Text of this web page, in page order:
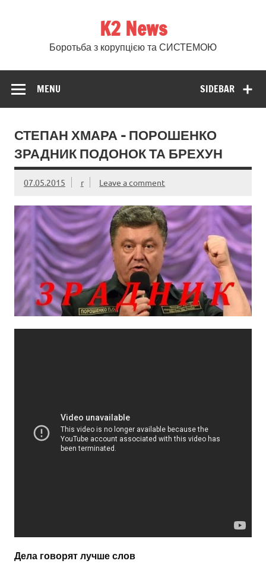
K2 News
Боротьба з корупцією та СИСТЕМОЮ
SIDEBAR
MENU
СТЕПАН ХМАРА – ПОРОШЕНКО
ЗРАДНИК ПОДОНОК ТА БРЕХУН
07.05.2015 r Leave a comment
Дела говорят лучше слов